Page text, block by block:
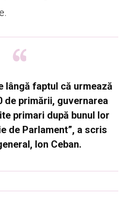
lângă faptul că urmează
de primării, guvernarea
primari după bunul lor
de Parlament”, a scris
Ion Ceban.